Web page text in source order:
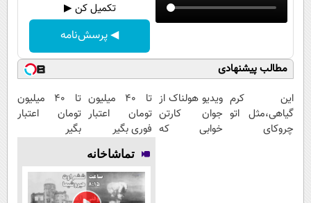
تکمیل کن ▶
◀ پرسش‌نامه
مطالب پیشنهادی
این کرم
گیاهی،مثل اتو
چروکای
ویدیو هولناک از
جوان کارتن
خوابی که
تا 40 میلیون
تومان اعتبار
فوری بگیر
تا ۴۰ میلیون
تومان اعتبار
بگیر
تماشاخانه